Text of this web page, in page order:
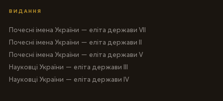
ВИДАННЯ
Почесні імена України — еліта держави VII
Почесні імена України — еліта держави II
Почесні імена України — еліта держави V
Науковці України — еліта держави III
Науковці України — еліта держави IV